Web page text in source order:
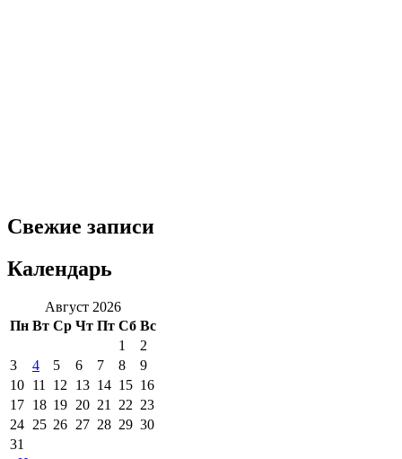
Свежие записи
Календарь
Август 2026
Пн Вт Ср Чт Пт Сб Вс
1
2
3
4 5 6 7 8
9
10 11 12 13 14 15 16
17 18 19 20 21 22 23
24 25 26 27 28 29 30
31